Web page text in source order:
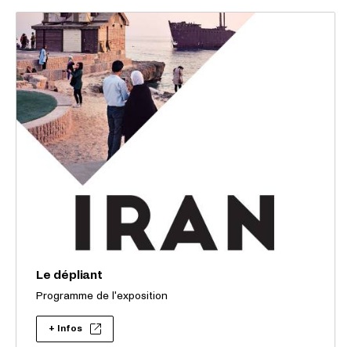
Le dépliant
Programme de l'exposition
+ Infos